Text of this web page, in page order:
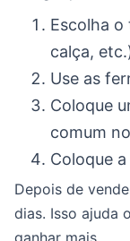
Escolha
calça,
Use as
Coloque
comum
Coloque
Depois de
dias. Isso ajuda
ganhar mais.